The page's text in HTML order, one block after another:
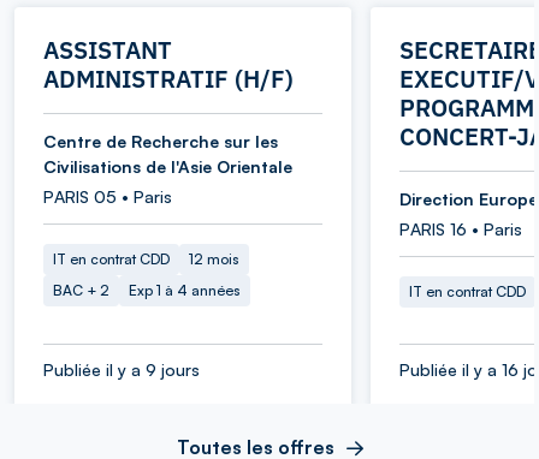
ASSISTANT
ADMINISTRATIF (H/F)
Centre de Recherche sur les
Civilisations de l'Asie Orientale
PARIS 05 • Paris
IT en contrat CDD
12 mois
BAC + 2
Exp 1 à 4 années
Publiée il y a 9 jours
EXECUTIF/
CONCERT-
Direction
PARIS 16 • Paris
IT en contrat CDD
Publiée il y a 16
Toutes les offres